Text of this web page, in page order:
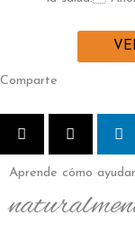
Comparte
Aprende cómo